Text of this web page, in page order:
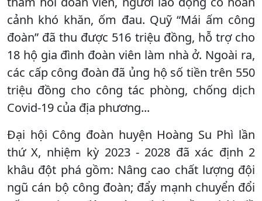
cảnh khó khăn, ốm đau. Quỹ “Mái ấm công
đoàn” đã thu được 516 triệu đồng, hỗ trợ cho
18 hộ gia đình đoàn viên làm nhà ở. Ngoài ra,
các cấp công đoàn đã ủng hộ số tiền trên 550
triệu đồng cho công tác phòng, chống dịch
Covid-19 của địa phương...
Đại hội Công đoàn huyện Hoàng Su Phì lần
thứ X, nhiệm kỳ 2023 - 2028 đã xác định 2
khâu đột phá gồm: Nâng cao chất lượng đội
ngũ cán bộ công đoàn; đẩy mạnh chuyển đổi